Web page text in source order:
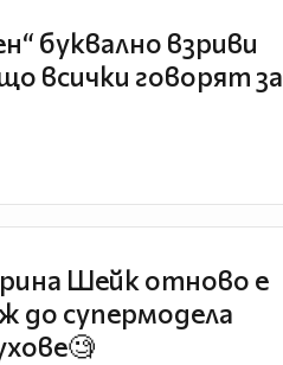
буквално взриви
всички говорят за
Шейк отново е
до супермодела